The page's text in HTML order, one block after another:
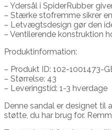
– Ydersål i SpiderRubber
– Stærke stofremme sikrer
– Letvægtsdesign gør den
– Ventilerende konstruktion
Produktinformation:
– Produkt ID: 102-1001473-
– Størrelse: 43
– Leveringstid: 1-3 hverdage
Denne sandal er designet til
støtte, du har brug for.